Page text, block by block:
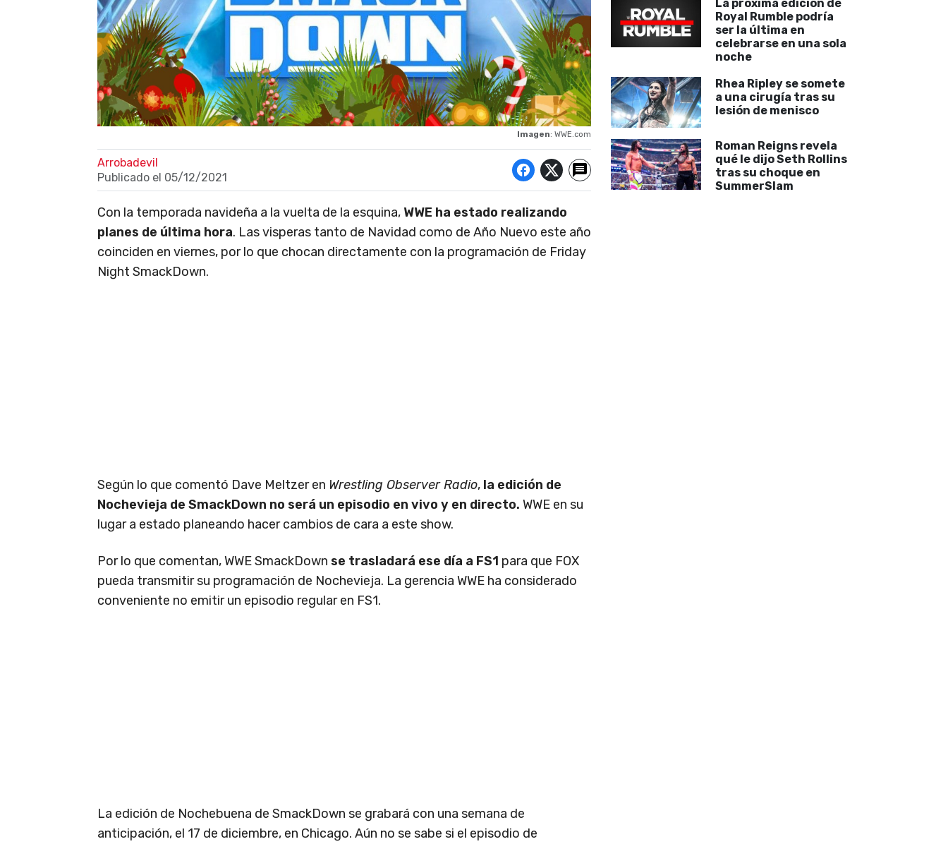
Imagen: WWE.com
Arrobadevil
Publicado el 05/12/2021
Con la temporada navideña a la vuelta de la esquina, WWE ha estado realizando
planes de última hora. Las visperas tanto de Navidad como de Año Nuevo este año
coinciden en viernes, por lo que chocan directamente con la programación de Friday
Night SmackDown.
Según lo que comentó Dave Meltzer en Wrestling Observer Radio, la edición de
Nochevieja de SmackDown no será un episodio en vivo y en directo. WWE en su
lugar a estado planeando hacer cambios de cara a este show.
Por lo que comentan, WWE SmackDown se trasladará ese día a FS1 para que FOX
pueda transmitir su programación de Nochevieja. La gerencia WWE ha considerado
conveniente no emitir un episodio regular en FS1.
La edición de Nochebuena de SmackDown se grabará con una semana de
anticipación, el 17 de diciembre, en Chicago. Aún no se sabe si el episodio de
La próxima edición de
Royal Rumble podría
ser la última en
celebrarse en una sola
noche
Rhea Ripley se somete
a una cirugía tras su
lesión de menisco
Roman Reigns revela
qué le dijo Seth Rollins
tras su choque en
SummerSlam